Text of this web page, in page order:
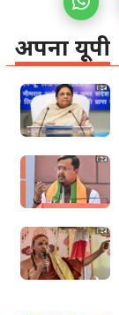
अपना यूपी